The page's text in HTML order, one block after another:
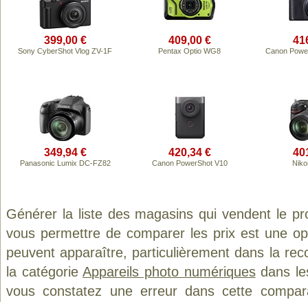
399,00 €
Sony CyberShot Vlog ZV-1F
409,00 €
Pentax Optio WG8 Canon
349,94 €
Panasonic Lumix DC-FZ82
420,34 €
Canon PowerShot V10
Générer la liste des magasins qui vendent le
vous permettre de comparer les prix est une
peuvent apparaître, particulièrement dans la
la catégorieAppareils photo numériquesdans
vous constatez une erreur dans cette